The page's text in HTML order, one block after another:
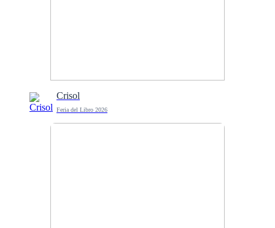
Crisol
Feria del Libro 2026